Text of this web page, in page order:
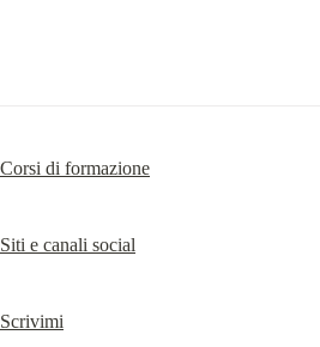
Corsi di formazione
Siti e canali social
Scrivimi